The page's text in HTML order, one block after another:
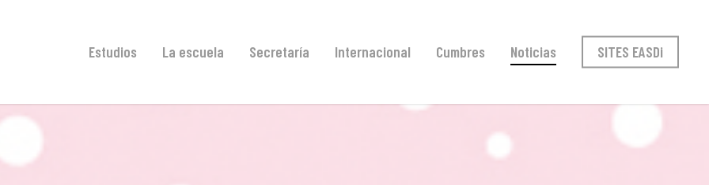
Estudios La escuela Secretaría Internacional Cumbres Noticias SITES EASDi